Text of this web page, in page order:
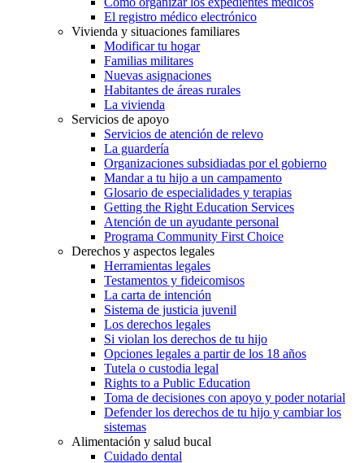
El registro médico electrónico
Vivienda y situaciones familiares
Modificar tu hogar
Familias militares
Nuevas asignaciones
Habitantes de áreas rurales
La vivienda
Servicios de apoyo
Servicios de atención de relevo
La guardería
Organizaciones subsidiadas por el gobierno
Mandar a tu hijo a un campamento
Glosario de especialidades y terapias
Getting the Right Education Services
Atención de un ayudante personal
Programa Community First Choice
Derechos y aspectos legales
Herramientas legales
Testamentos y fideicomisos
La carta de intención
Sistema de justicia juvenil
Los derechos legales
Si violan los derechos de tu hijo
Opciones legales a partir de los 18 años
Tutela o custodia legal
Rights to a Public Education
Toma de decisiones con apoyo y poder notarial
Defender los derechos de tu hijo y cambiar los
sistemas
Alimentación y salud bucal
Cuidado dental